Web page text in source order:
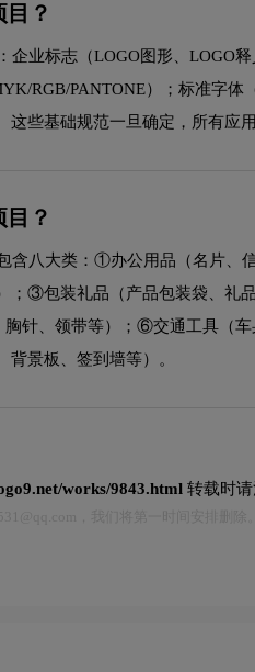
？
业标志（LOGO图形、LOGO
RGB/PANTONE）；标准字
些基础规范一旦确定，所有应
？
含八大类：①办公用品（名片、
；③包装礼品（产品包装袋、
针、领带等）；⑥交通工具（
景板、签到墙等）。
works/9843.html 转载时